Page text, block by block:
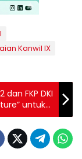
Kanwil IX
dan FKP DKI
untuk
Peduli